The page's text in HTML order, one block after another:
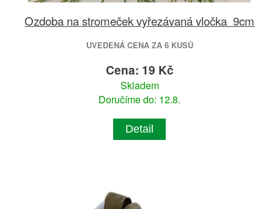
Ozdoba na stromeček vyřezávaná vločka 9cm
UVEDENÁ CENA ZA 6 KUSŮ
Cena: 19 Kč
Skladem
Doručíme do: 12.8.
Detail